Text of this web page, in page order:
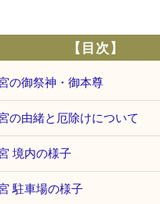
【目次】
の御祭神・御本尊
の由緒と厄除けについて
境内の様子
駐車場の様子